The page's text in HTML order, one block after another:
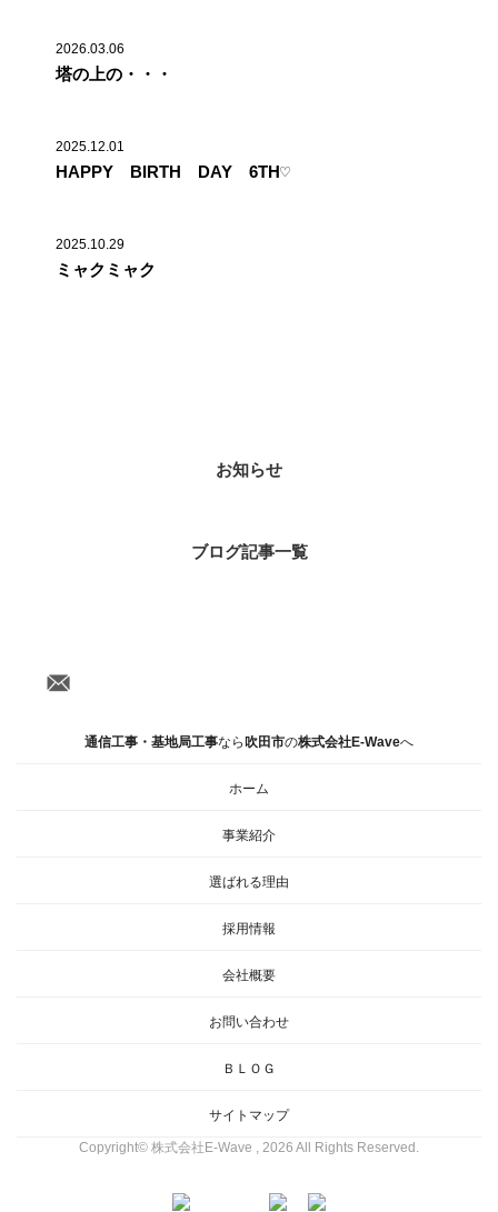
2026.03.06
塔の上の・・・
2025.12.01
HAPPY BIRTH DAY 6TH♡
2025.10.29
ミャクミャク
お知らせ
ブログ記事一覧
通信工事・基地局工事なら吹田市の株式会社E-Waveへ
ホーム
事業紹介
選ばれる理由
採用情報
会社概要
お問い合わせ
ＢＬＯＧ
サイトマップ
Copyright© 株式会社E-Wave , 2026 All Rights Reserved.